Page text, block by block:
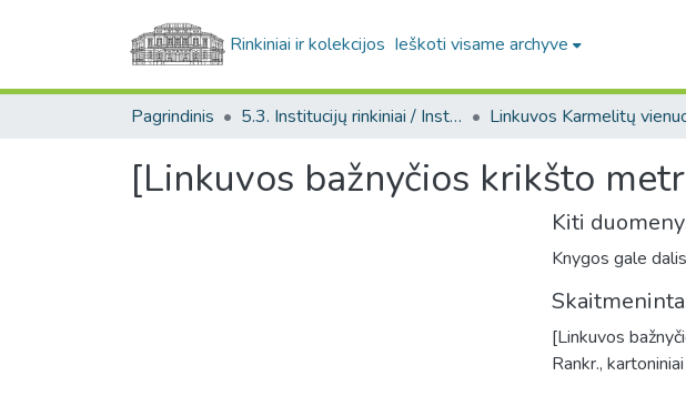
Rinkiniai ir kolekcijos Ieškoti visame archyve
Pagrindinis 5.3. Institucijų rinkiniai / Institutional collections
[Linkuvos bažnyčios krikšto
Kiti
Knygos gale
[Linkuvos
Rankr.,